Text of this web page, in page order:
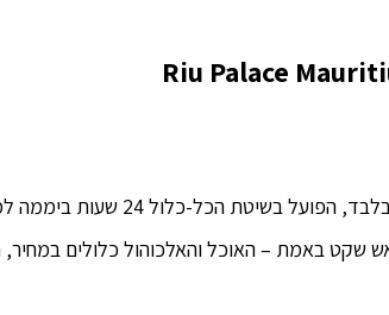
Riu Palace
כלול 24 שעות ביממה למרגלות צוק לה-מורן.
שקט באמת – האוכל והאלכוהול כלולים במחיר,